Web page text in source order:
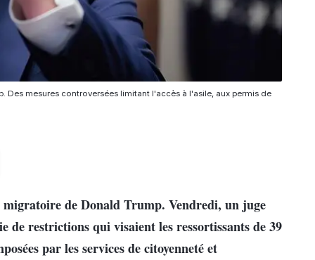
Des mesures controversées limitant l'accès à l'asile, aux permis de
de Donald Trump. Vendredi, un juge
de restrictions qui visaient les ressortissants de 39
par les services de citoyenneté et